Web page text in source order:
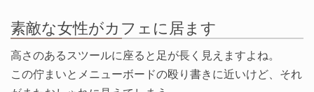
素敵な女性がカフェに居ます
高さのあるスツールに座ると足が長く見えますよね。
この佇まいとメニューボードの殴り書きに近いけど、それ